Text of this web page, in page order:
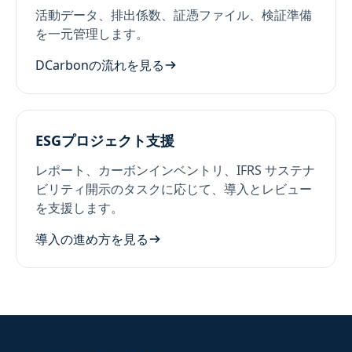
活動データ、排出係数、証憑ファイル、検証準備
を一元管理します。
DCarbonの流れを見る
ESGプロジェクト支援
レポート、カーボンインベントリ、IFRS サステナ
ビリティ開示のタスクに応じて、導入とレビュー
を支援します。
導入の進め方を見る